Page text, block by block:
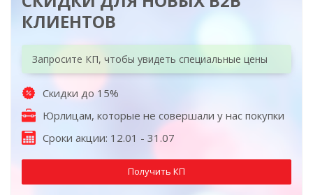
КЛИЕНТОВ
Запросите КП, чтобы увидеть специальные цены
Скидки до 15%
Юрлицам, которые не совершали у нас покупки
Сроки акции: 12.01 - 31.07
Получить КП